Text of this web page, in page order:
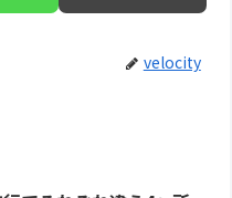
velocity